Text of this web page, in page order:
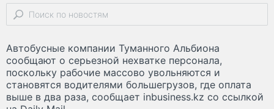
Автобусные компании Туманного Альбиона
сообщают о серьезной нехватке персонала,
поскольку рабочие массово увольняются и
становятся водителями большегрузов, где оплата
выше в два раза, сообщает inbusiness.kz со ссылкой